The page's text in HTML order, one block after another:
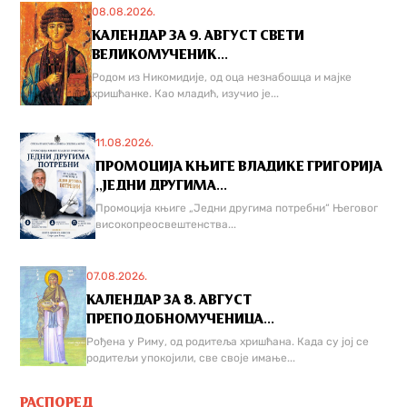
08.08.2026.
КАЛЕНДАР ЗА 9. АВГУСТ СВЕТИ
ВЕЛИКОМУЧЕНИК...
Родом из Никомидије, од оца незнабошца и мајке
хришћанке. Као младић, изучио је...
11.08.2026.
ПРОМОЦИЈА КЊИГЕ ВЛАДИКЕ ГРИГОРИЈА
,,ЈЕДНИ ДРУГИМА...
Промоција књиге „Једни другима потребни“ Његовог
високопреосвештенства...
07.08.2026.
КАЛЕНДАР ЗА 8. АВГУСТ
ПРЕПОДОБНОМУЧЕНИЦА...
Рођена у Риму, од родитеља хришћана. Када су јој се
родитељи упокојили, све своје имање...
РАСПОРЕД